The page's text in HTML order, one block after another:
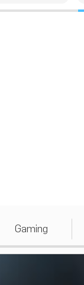
Gaming